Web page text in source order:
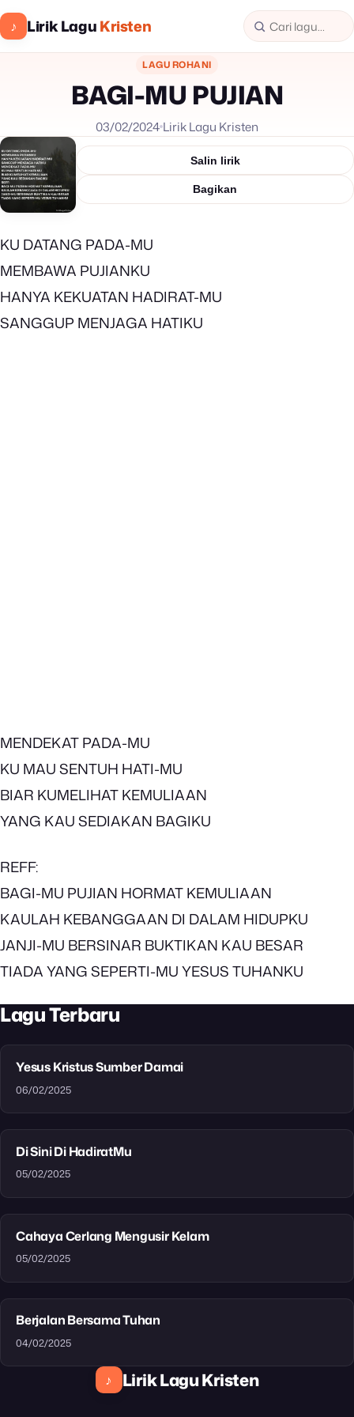
♪ Lirik LaguKristen
LAGU ROHANI
BAGI-MU PUJIAN
03/02/2024 Lirik Lagu Kristen
Salin lirik
Bagikan
KU DATANG PADA-MU
MEMBAWA PUJIANKU
HANYA KEKUATAN HADIRAT-MU
SANGGUP MENJAGA HATIKU
MENDEKAT PADA-MU
KU MAU SENTUH HATI-MU
BIAR KUMELIHAT KEMULIAAN
YANG KAU SEDIAKAN BAGIKU
REFF:
BAGI-MU PUJIAN HORMAT KEMULIAAN
KAULAH KEBANGGAAN DI DALAM HIDUPKU
JANJI-MU BERSINAR BUKTIKAN KAU BESAR
TIADA YANG SEPERTI-MU YESUS TUHANKU
Lagu Terbaru
Yesus Kristus Sumber Damai
06/02/2025
Di Sini Di HadiratMu
05/02/2025
Cahaya Cerlang Mengusir Kelam
05/02/2025
Berjalan Bersama Tuhan
04/02/2025
♪ Lirik Lagu Kristen